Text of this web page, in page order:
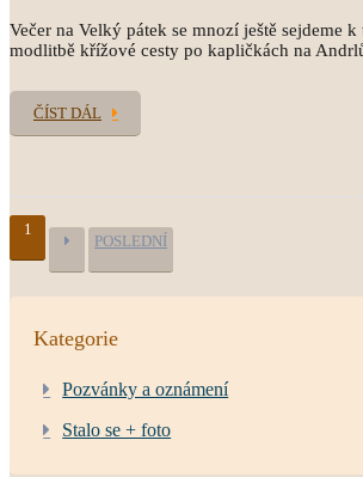
Večer na Velký pátek se mnozí ještě sejdeme
modlitbě křížové cesty po kapličkách na
ČÍST DÁL
1
POSLEDNÍ
Kategorie
Pozvánky a oznámení
Stalo se + foto